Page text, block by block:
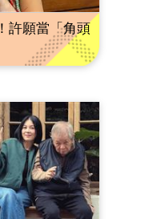
許願當「角頭